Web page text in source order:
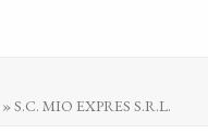
»S.C. MIO EXPRES S.R.L.